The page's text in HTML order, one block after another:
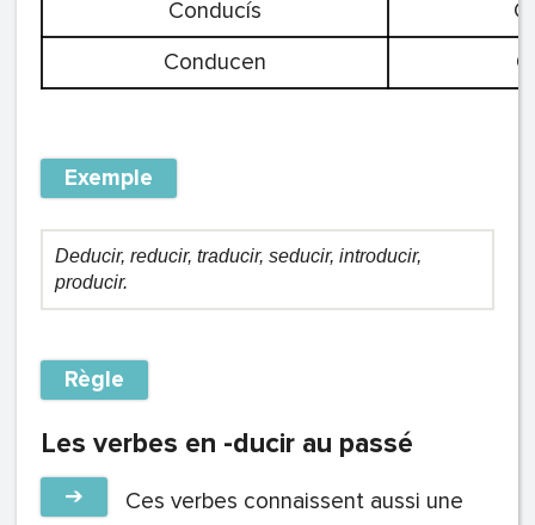
Conducís
Conducen
Exemple
Deducir, reducir, traducir, seducir, introducir,
producir.
Règle
Les verbes en -ducir au passé
➔
Ces verbes connaissent aussi une